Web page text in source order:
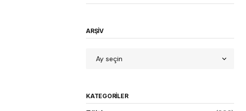
ARŞİV
KATEGORILER